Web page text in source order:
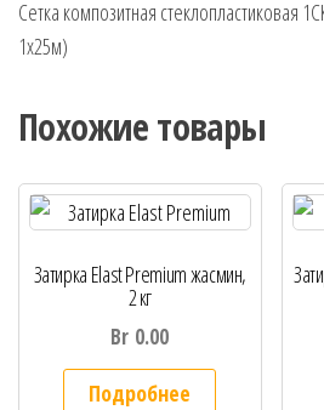
Сетка композитная стеклопластиковая
1х25м)
Похожие товары
Затирка Elast Premium жасмин,
2 кг
Br 0.00
Подробнее